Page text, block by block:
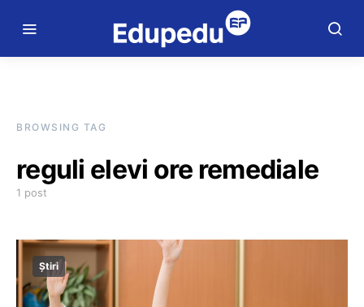
BROWSING TAG
reguli elevi ore remediale
1 post
Știri